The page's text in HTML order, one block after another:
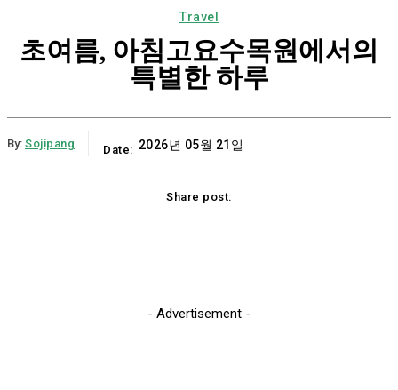
Travel
초여름, 아침고요수목원에서의
특별한 하루
By: Sojipang Date: 2026년 05월 21일
Share post:
- Advertisement -